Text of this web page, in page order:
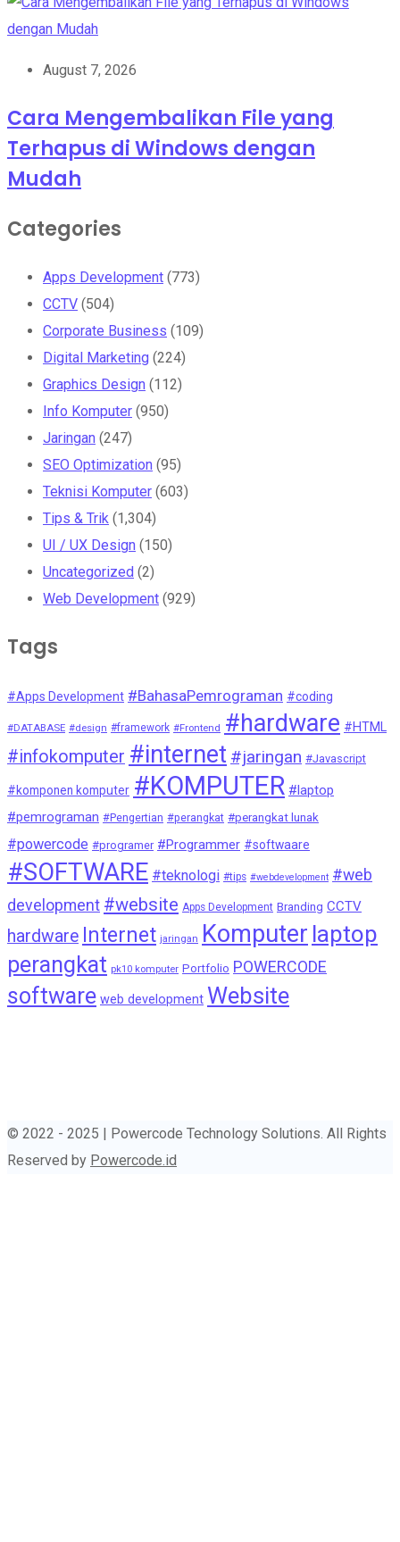
August 7, 2026
Cara Mengembalikan File yang
Terhapus di Windows dengan
Mudah
Categories
Apps Development (773)
CCTV (504)
Corporate Business (109)
Digital Marketing (224)
Graphics Design (112)
Info Komputer (950)
Jaringan (247)
SEO Optimization (95)
Teknisi Komputer (603)
Tips & Trik (1,304)
UI / UX Design (150)
Uncategorized (2)
Web Development (929)
Tags
#Apps Development #BahasaPemrograman #coding
#DATABASE #design #framework #Frontend #hardware #HTML
#infokomputer #internet #jaringan #Javascript
#komponen komputer #KOMPUTER #laptop
#pemrograman #Pengertian #perangkat #perangkat lunak
#powercode #programer #Programmer #softwaare
#SOFTWARE #teknologi #tips #webdevelopment #web
development #website Apps Development Branding CCTV
hardware Internet jaringan Komputer laptop
perangkat pk10 komputer Portfolio POWERCODE
software web development Website
© 2022 - 2025 | Powercode Technology Solutions. All Rights
Reserved by Powercode.id